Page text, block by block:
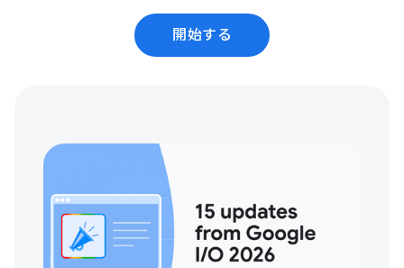
開始する